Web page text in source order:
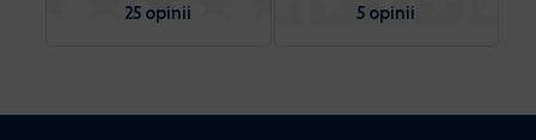
25 opinii 5 opinii